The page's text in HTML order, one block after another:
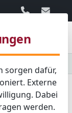
06103 / 30
sorgen dafür,
Externe
Dabei
werden.